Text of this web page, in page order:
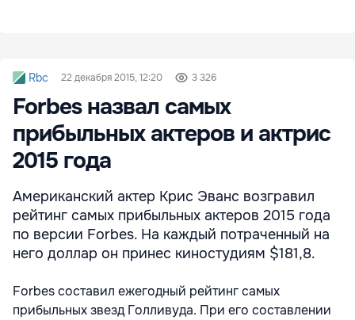
Rbc 22 декабря 2015, 12:20 3 326
Forbes назвал самых
прибыльных актеров и актрис
2015 года
Американский актер Крис Эванс возгравил
рейтинг самых прибыльных актеров 2015 года
по версии Forbes. На каждый потраченный на
него доллар он принес киностудиям $181,8.
Forbes составил ежегодный рейтинг самых
прибыльных звезд Голливуда. При его составлении